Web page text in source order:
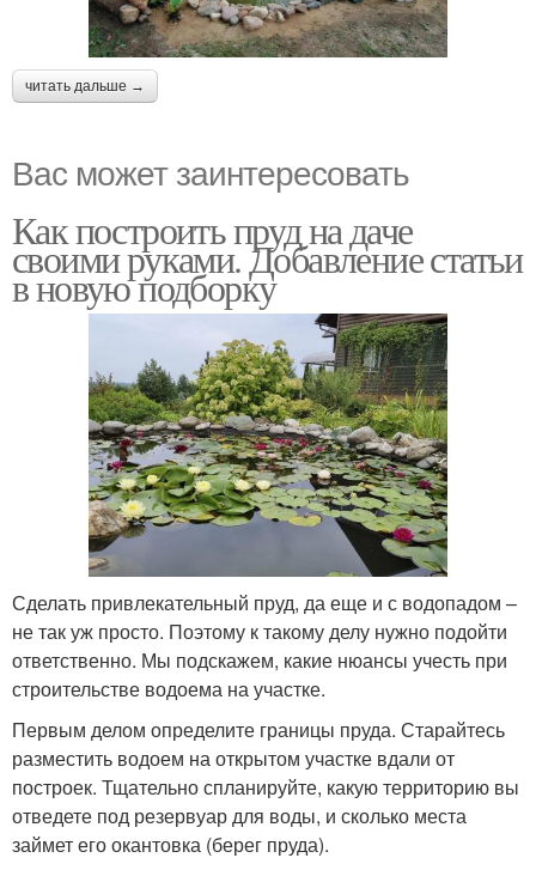
читать дальше →
Вас может заинтересовать
Как построить пруд на даче
своими руками. Добавление статьи
в новую подборку
Сделать привлекательный пруд, да еще и с водопадом –
не так уж просто. Поэтому к такому делу нужно подойти
ответственно. Мы подскажем, какие нюансы учесть при
строительстве водоема на участке.
Первым делом определите границы пруда. Старайтесь
разместить водоем на открытом участке вдали от
построек. Тщательно спланируйте, какую территорию вы
отведете под резервуар для воды, и сколько места
займет его окантовка (берег пруда).